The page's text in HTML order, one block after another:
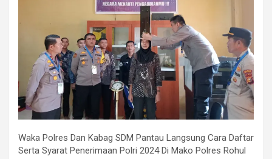
Waka Polres Dan Kabag SDM Pantau Langsung Cara Daftar
Serta Syarat Penerimaan Polri 2024 Di Mako Polres Rohul